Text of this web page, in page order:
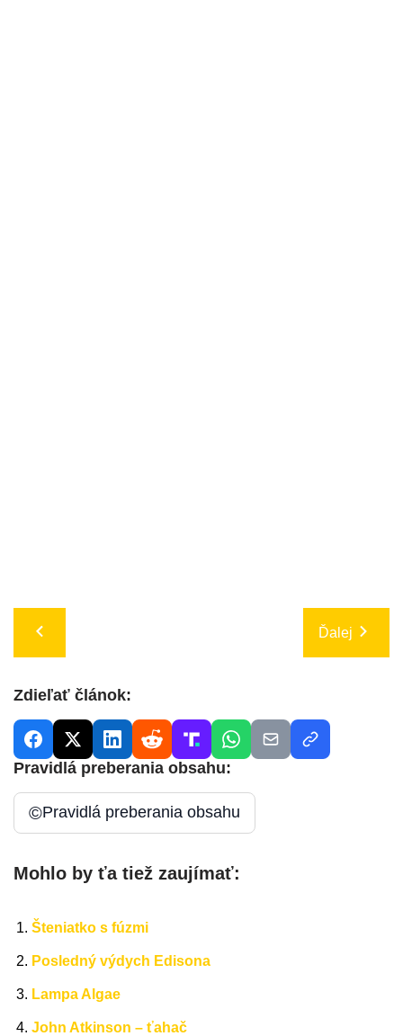
Ďalej
Zdieľať článok:
Pravidlá preberania obsahu:
©Pravidlá preberania obsahu
Mohlo by ťa tiež zaujímať:
Šteniatko s fúzmi
Posledný výdych Edisona
Lampa Algae
John Atkinson – ťahač